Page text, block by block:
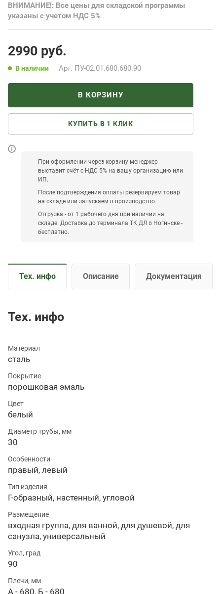
ВНИМАНИЕ!: Все цены для складской программы
указаны с учетом НДС 5%
2990 руб.
В наличии Арт. ПУ-02.01.680.680.90
В КОРЗИНУ
КУПИТЬ В 1 КЛИК
При оформлении через корзину менеджер
выставит счёт с НДС 5% на вашу организацию или
ИП.
После подтверждения оплаты резервируем товар
на складе или запускаем в производство.
Отгрузка - от 1 рабочего дня при наличии на
складе. Доставка до терминала ТК ДЛ в Ногинске -
бесплатно.
Тех. инфо Описание Документация
Тех. инфо
Материал
сталь
Покрытие
порошковая эмаль
Цвет
белый
Диаметр трубы, мм
30
Особенности
правый, левый
Тип изделия
Г-образный, настенный, угловой
Размещение
входная группа, для ванной, для душевой, для
санузла, универсальный
Угол, град
90
Плечи, мм
А - 680, Б - 680